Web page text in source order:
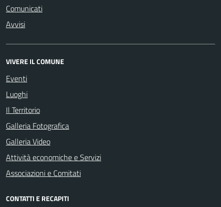
Comunicati
Avvisi
VIVERE IL COMUNE
Eventi
Luoghi
Il Territorio
Galleria Fotografica
Galleria Video
Attività economiche e Servizi
Associazioni e Comitati
CONTATTI E RECAPITI